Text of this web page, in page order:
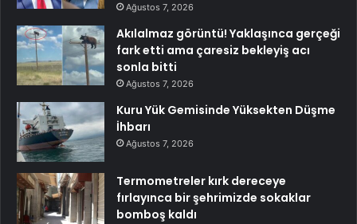
Ağustos 7, 2026
Akılalmaz görüntü! Yaklaşınca gerçeği
fark etti ama çaresiz bekleyiş acı
sonla bitti
Ağustos 7, 2026
Kuru Yük Gemisinde Yüksekten Düşme
İhbarı
Ağustos 7, 2026
Termometreler kırk dereceye
fırlayınca bir şehrimizde sokaklar
bomboş kaldı